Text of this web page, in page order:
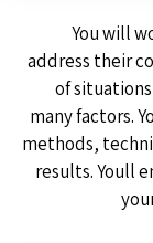
You will
address their
of
many factors.
methods,
results. Youll